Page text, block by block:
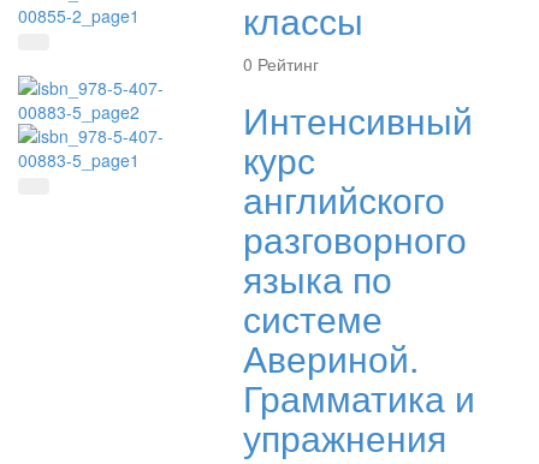
классы
0 Рейтинг
Интенсивный
курс
английского
разговорного
языка по
системе
Авериной.
Грамматика и
упражнения